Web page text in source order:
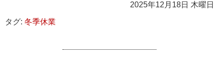
2025年12月18日 木曜日
タグ: 冬季休業